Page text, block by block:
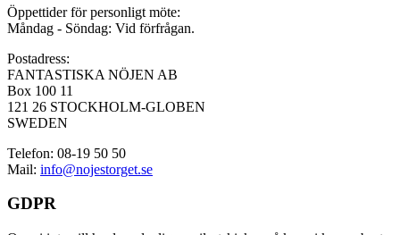
Öppettider för personligt möte:
Måndag - Söndag: Vid förfrågan.
Postadress:
FANTASTISKA NÖJEN AB
Box 100 11
121 26 STOCKHOLM-GLOBEN
SWEDEN
Telefon: 08-19 50 50
Mail: info@nojestorget.se
GDPR